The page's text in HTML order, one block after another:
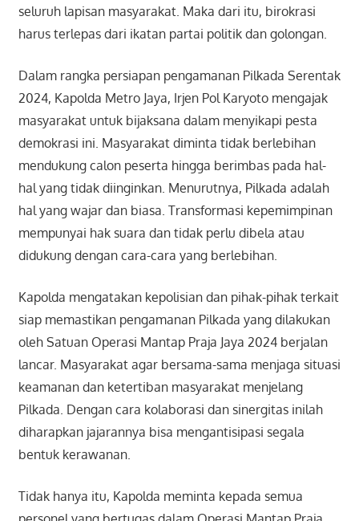
seluruh lapisan masyarakat. Maka dari itu, birokrasi
harus terlepas dari ikatan partai politik dan golongan.
Dalam rangka persiapan pengamanan Pilkada Serentak
2024, Kapolda Metro Jaya, Irjen Pol Karyoto mengajak
masyarakat untuk bijaksana dalam menyikapi pesta
demokrasi ini. Masyarakat diminta tidak berlebihan
mendukung calon peserta hingga berimbas pada hal-
hal yang tidak diinginkan. Menurutnya, Pilkada adalah
hal yang wajar dan biasa. Transformasi kepemimpinan
mempunyai hak suara dan tidak perlu dibela atau
didukung dengan cara-cara yang berlebihan.
Kapolda mengatakan kepolisian dan pihak-pihak terkait
siap memastikan pengamanan Pilkada yang dilakukan
oleh Satuan Operasi Mantap Praja Jaya 2024 berjalan
lancar. Masyarakat agar bersama-sama menjaga situasi
keamanan dan ketertiban masyarakat menjelang
Pilkada. Dengan cara kolaborasi dan sinergitas inilah
diharapkan jajarannya bisa mengantisipasi segala
bentuk kerawanan.
Tidak hanya itu, Kapolda meminta kepada semua